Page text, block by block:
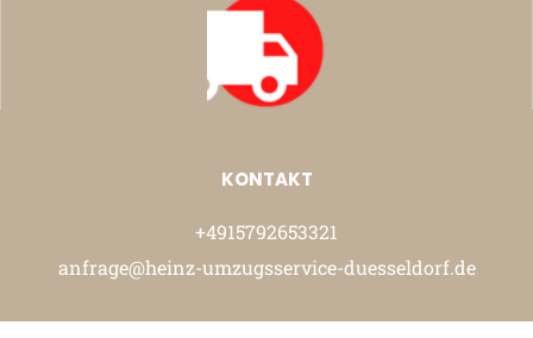
KONTAKT
+4915792653321
anfrage@heinz-umzugsservice-duesseldorf.de